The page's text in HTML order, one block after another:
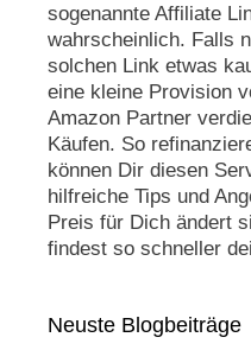
sogenannte Affiliate
wahrscheinlich. Falls
solchen Link etwas
eine kleine Provision
Amazon Partner
Käufen. So
können Dir diesen
hilfreiche Tips und
Preis für Dich ändert
findest so schneller
Neuste Blogbeiträge